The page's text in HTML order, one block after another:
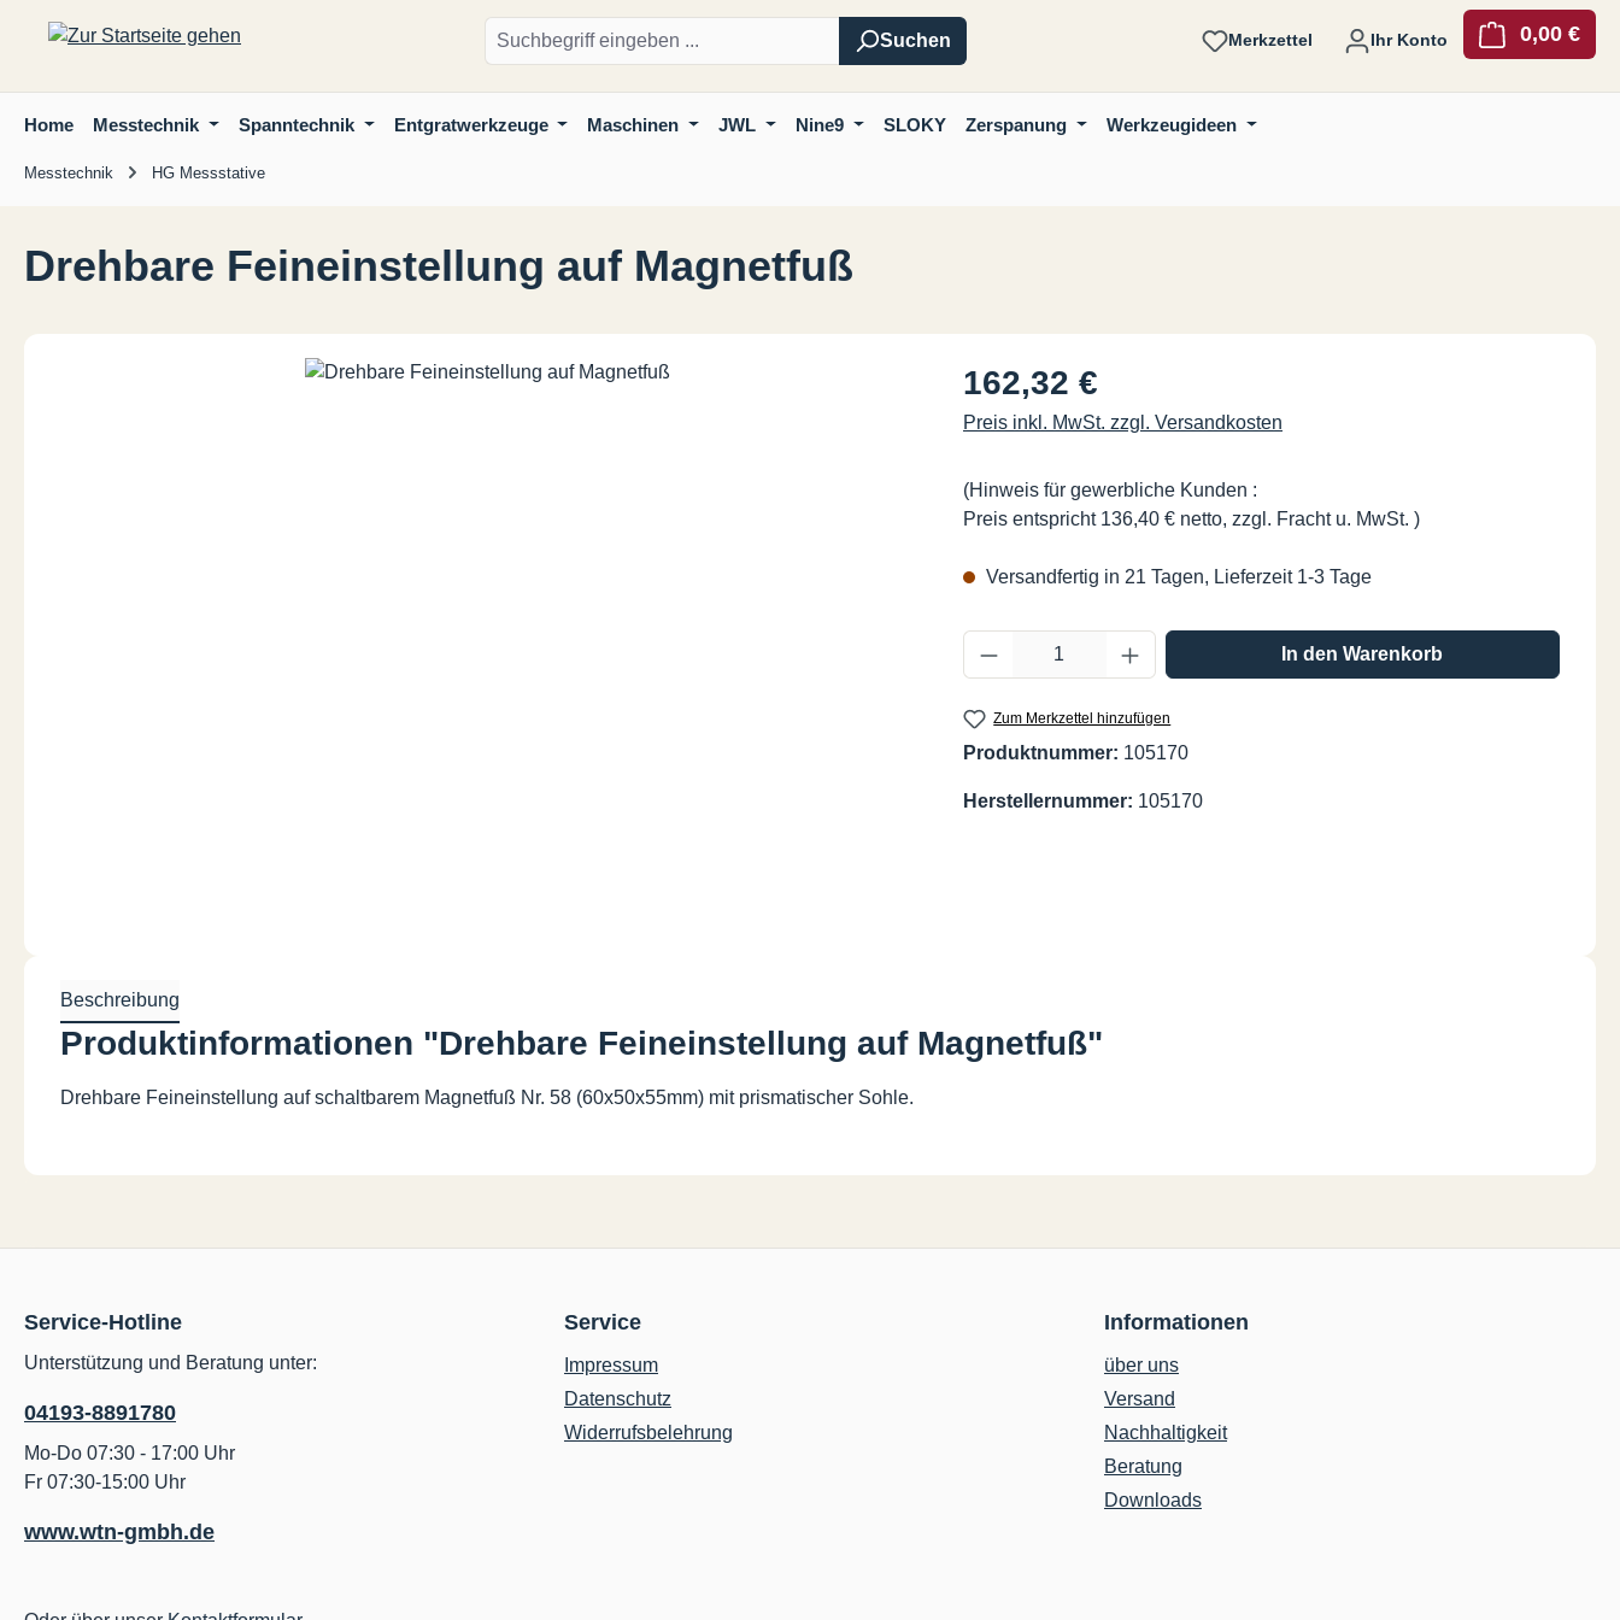
Hauptinhalt springen
Zur Suche springen
Zur Hauptnavigation springen
Suchen Merkzettel Ihr Konto 0,00 €
Home Messtechnik Spanntechnik Entgratwerkzeuge Maschinen JWL Nine9 SLOKY Zerspanung Werkzeugideen
Messtechnik HG Messstative
Drehbare Feineinstellung auf Magnetfuß
Regulärer Preis:
162,32 €
Preis inkl. MwSt. zzgl. Versandkosten
(Hinweis für gewerbliche Kunden :
Preis entspricht 136,40 € netto, zzgl. Fracht u. MwSt. )
Versandfertig in 21 Tagen, Lieferzeit 1-3 Tage
Produkt Anzahl: Gib den gewünschten Wert ein
In den Warenkorb
Zum Merkzettel hinzufügen
Produktnummer: 105170
Herstellernummer: 105170
Beschreibung
Produktinformationen "Drehbare Feineinstellung auf Magnetfuß"
Drehbare Feineinstellung auf schaltbarem Magnetfuß Nr. 58 (60x50x55mm) mit prismatischer Sohle.
Service-Hotline
Unterstützung und Beratung unter:
04193-8891780
Mo-Do 07:30 - 17:00 Uhr
Fr 07:30-15:00 Uhr
www.wtn-gmbh.de
Service
Impressum
Datenschutz
Widerrufsbelehrung
Informationen
über uns
Versand
Nachhaltigkeit
Beratung
Downloads